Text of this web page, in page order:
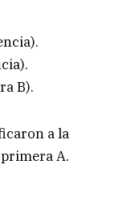
B).
a la
A.